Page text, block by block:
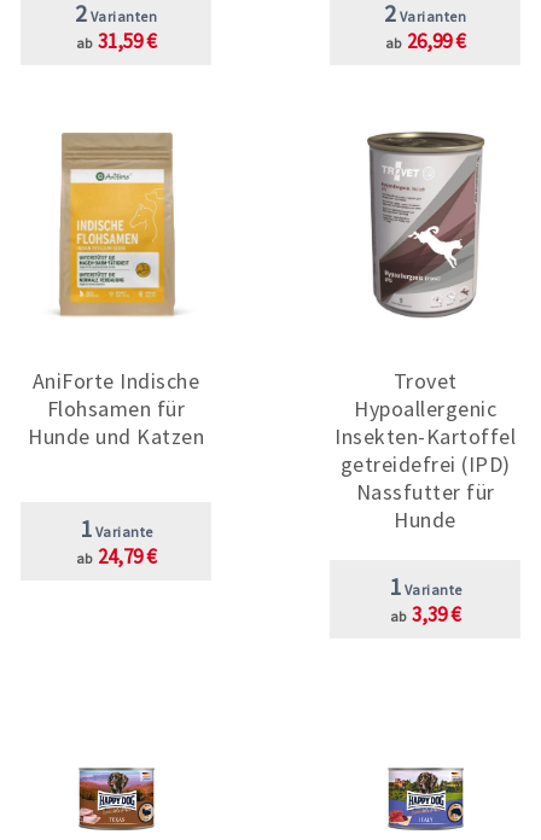
2 Varianten
ab 31,59 €
2 Varianten
ab 26,99 €
AniForte Indische
Flohsamen für
Hunde und Katzen
1 Variante
ab 24,79 €
Trovet
Hypoallergenic
Insekten-Kartoffel
getreidefrei (IPD)
Nassfutter für
Hunde
1 Variante
ab 3,39 €